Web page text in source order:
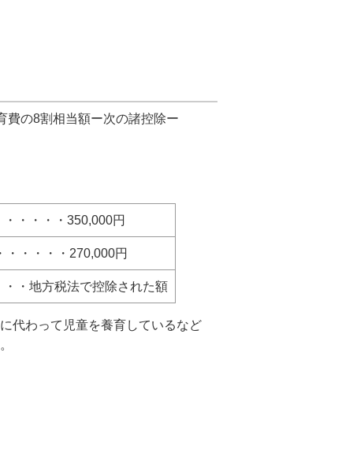
の8割相当額ー次の諸控除ー
・・・・350,000円
・・・・・270,000円
・地方税法で控除された額
代わって児童を養育しているなど